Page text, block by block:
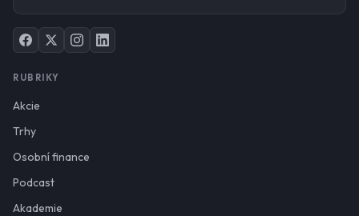
RUBRIKY
Akcie
Trhy
Osobní finance
Podcast
Akademie